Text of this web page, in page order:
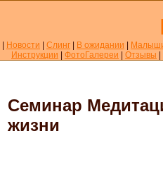
Новости Слинг В ожидании
Инструкции
ФотоГалереи Отзывы
Семинар
жизни